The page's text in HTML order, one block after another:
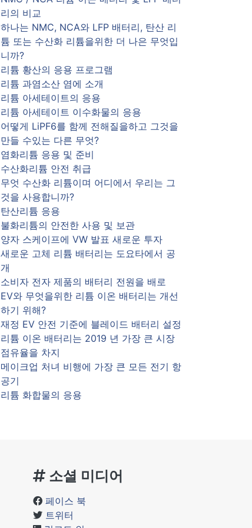
리의 비교
하나는 NMC, NCA와 LFP 배터리, 탄산 리
튬 또는 수산화 리튬을위한 더 나은 무엇입
니까?
리튬 황산의 응용 프로그램
리튬 과염소산 염에 소개
리튬 아세테이트의 응용
리튬 아세테이트 이수화물의 응용
어떻게 LiPF6를 함께 전해질을하고 그것을
만들 수있는 다른 무엇?
염화리튬 응용 및 준비
수산화리튬 안전 취급
무엇 수산화 리튬이며 어디에서 우리는 그
것을 사용합니까?
탄산리튬 응용
불화리튬의 안전한 사용 및 보관
양자 스케이프에 VW 발표 새로운 투자
새로운 고체 리튬 배터리는 도요타에서 공
개
소비자 전자 제품의 배터리 전원을 배로
EV와 무엇을위한 리튬 이온 배터리는 개선
하기 위해?
재정 EV 안전 기준에 블레이드 배터리 설정
리튬 이온 배터리는 2019 년 가장 큰 시장
점유율을 차지
메이크업 처녀 비행에 가장 큰 모든 전기 항
공기
리튬 화합물의 응용
소셜 미디어
페이스 북
트위터